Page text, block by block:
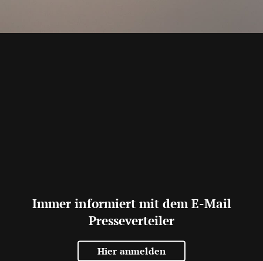
Immer informiert mit dem E-Mail
Presseverteiler
Hier anmelden